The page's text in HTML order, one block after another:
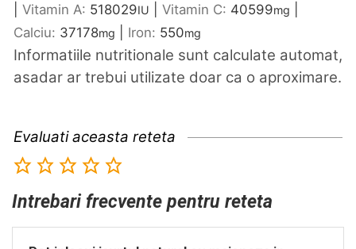
Vitamin A: 518029IU Vitamin C: 40599mg
Calciu: 37178mg Iron: 550mg
Informatiile nutritionale sunt calculate automat,
asadar ar trebui utilizate doar ca o aproximare.
Evaluati aceasta reteta
Intrebari frecvente pentru reteta